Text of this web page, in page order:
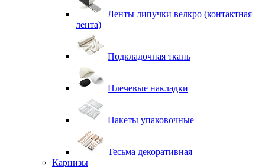
Ленты липучки велкро (контактная
лента)
Подкладочная ткань
Плечевые накладки
Пакеты упаковочные
Тесьма декоративная
Карнизы